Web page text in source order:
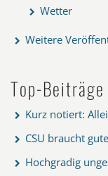
Wetter
Weitere
Top-
Kurz notiert:
CSU braucht
Hochgradig